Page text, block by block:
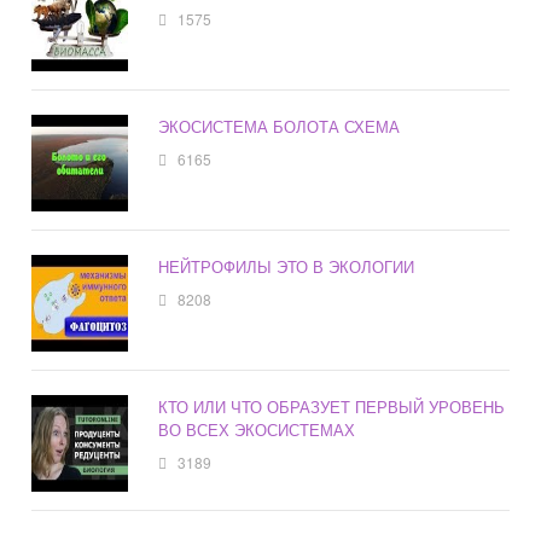
1575
ЭКОСИСТЕМА БОЛОТА СХЕМА
6165
НЕЙТРОФИЛЫ ЭТО В ЭКОЛОГИИ
8208
КТО ИЛИ ЧТО ОБРАЗУЕТ ПЕРВЫЙ УРОВЕНЬ
ВО ВСЕХ ЭКОСИСТЕМАХ
3189